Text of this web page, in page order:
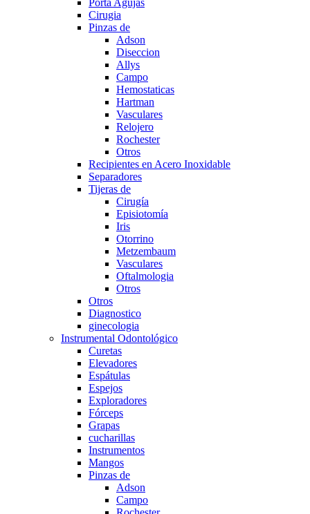
Porta Agujas
Cirugia
Pinzas de
Adson
Diseccion
Allys
Campo
Hemostaticas
Hartman
Vasculares
Relojero
Rochester
Otros
Recipientes en Acero Inoxidable
Separadores
Tijeras de
Cirugía
Episiotomía
Iris
Otorrino
Metzembaum
Vasculares
Oftalmologia
Otros
Otros
Diagnostico
ginecologia
Instrumental Odontológico
Curetas
Elevadores
Espátulas
Espejos
Exploradores
Fórceps
Grapas
cucharillas
Instrumentos
Mangos
Pinzas de
Adson
Campo